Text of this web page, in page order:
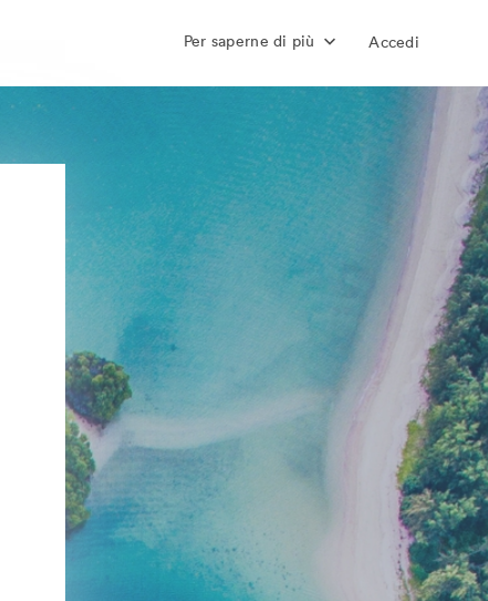
Per saperne di più Accedi